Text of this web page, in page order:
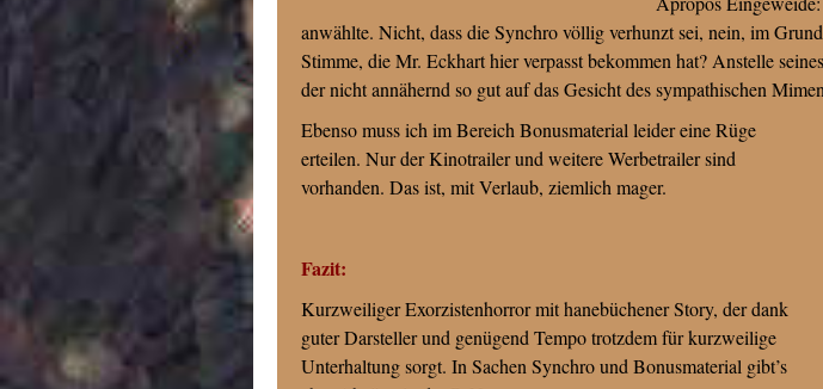
anwählte. Nicht, dass die Synchro völlig verhunzt sei, nein, im
Stimme, die Mr. Eckhart hier verpasst bekommen hat? Anstelle
der nicht annähernd so gut auf das Gesicht des sympathischen
Ebenso muss ich im Bereich Bonusmaterial leider eine Rüge
erteilen. Nur der Kinotrailer und weitere Werbetrailer sind
vorhanden. Das ist, mit Verlaub, ziemlich mager.
Fazit:
Kurzweiliger Exorzistenhorror mit hanebüchener Story, der dank
guter Darsteller und genügend Tempo trotzdem für kurzweilige
Unterhaltung sorgt. In Sachen Synchro und Bonusmaterial gibt’s